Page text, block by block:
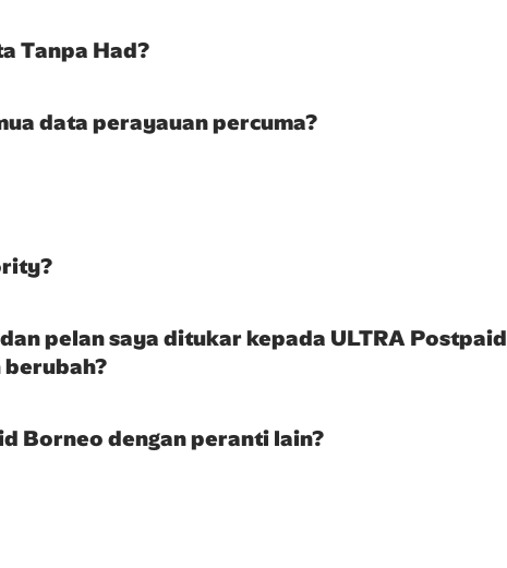
Tanpa Had?
data perayauan percuma?
pelan saya ditukar kepada ULTRA Postpaid
Borneo dengan peranti lain?